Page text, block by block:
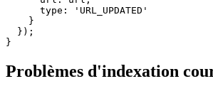
      type: 'URL_UPDATED'
    }
  });
}
Problèmes d'indexation